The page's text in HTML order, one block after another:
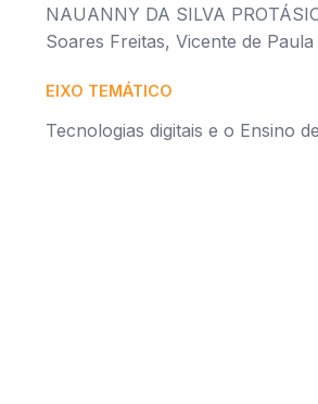
NAUANNY DA SILVA
Soares Freitas, Vicente de
EIXO TEMÁTICO
Tecnologias digitais e o Ensino